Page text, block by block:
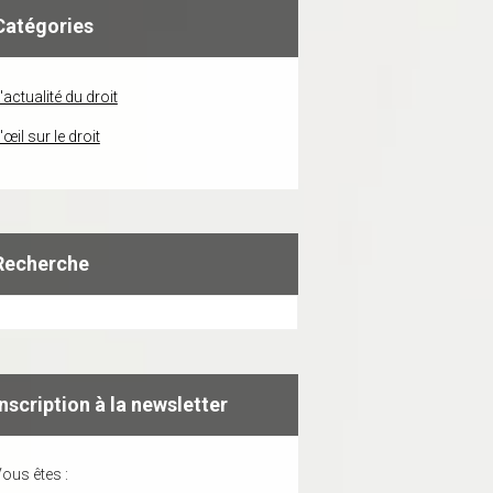
L'actualité du droit
L'œil sur le droit
à la newsletter
êtes :